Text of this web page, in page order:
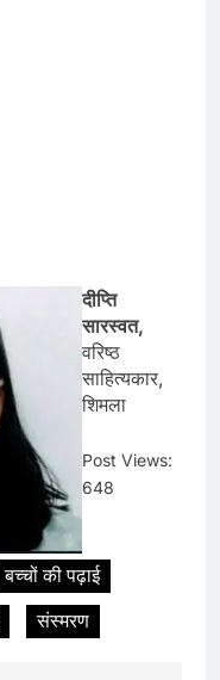
दीप्ति
सारस्वत,
वरिष्ठ
साहित्यकार,
शिमला
Post Views:
648
बच्चों की पढ़ाई
संस्मरण